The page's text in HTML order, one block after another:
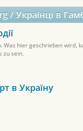
/ Українці в
hier geschrieben wird,
zu sein.
в Україну